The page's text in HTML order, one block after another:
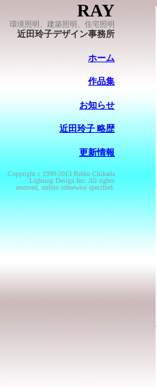
RAY
環境照明、建築照明、住宅照明
近田玲子デザイン事務所
ホーム
作品集
お知らせ
近田玲子 略歴
更新情報
Copyright c 1999-2013 Reiko Chikada
Lighting Design Inc. All rights
reserved, unless otherwise specified.